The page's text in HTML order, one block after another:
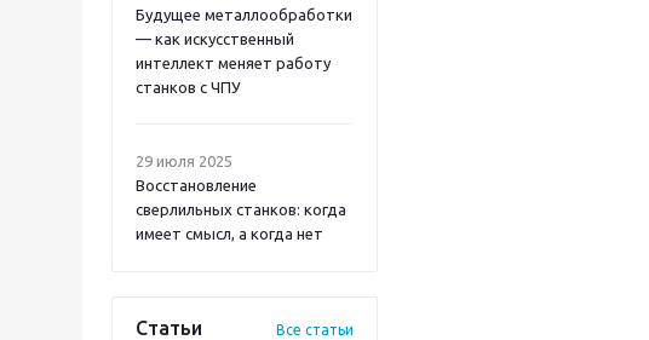
Будущее металлообработки
— как искусственный
интеллект меняет работу
станков с ЧПУ
29 июля 2025
Восстановление
сверлильных станков: когда
имеет смысл, а когда нет
Статьи Все статьи